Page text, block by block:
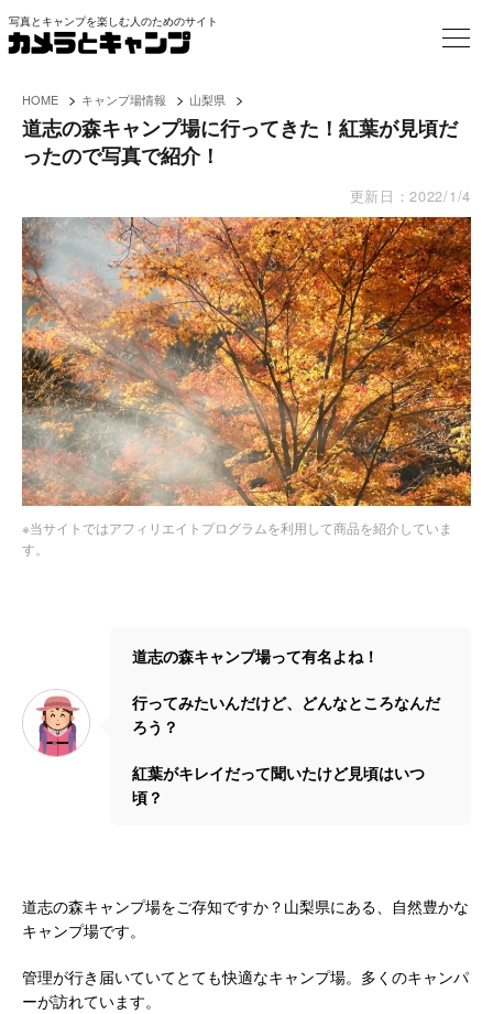
写真とキャンプを楽しむ人のためのサイト
HOME > キャンプ場情報 > 山梨県 >
道志の森キャンプ場に行ってきた！紅葉が見頃だ
ったので写真で紹介！
更新日：2022/1/4
※当サイトではアフィリエイトプログラムを利用して商品を紹介していま
す。
道志の森キャンプ場って有名よね！
行ってみたいんだけど、どんなところなんだ
ろう？
紅葉がキレイだって聞いたけど見頃はいつ
頃？
道志の森キャンプ場をご存知ですか？山梨県にある、自然豊かな
キャンプ場です。
管理が行き届いていてとても快適なキャンプ場。多くのキャンパ
ーが訪れています。